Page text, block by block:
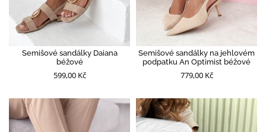
Semišové sandálky Daiana
béžové
599,00 Kč
Semišové sandálky na jehlovém
podpatku An Optimist béžové
779,00 Kč